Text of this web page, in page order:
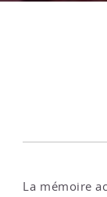
La mémoire